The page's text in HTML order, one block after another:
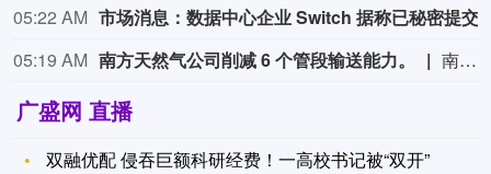
05:22 AM
05:19 AM 南方天然气公司削减 6 个管段输送能力。 南方天然气公司削减 6 个管段输送能力。
广盛网 直播
双融优配 侵吞巨额科研经费！一高校书记被“双开”